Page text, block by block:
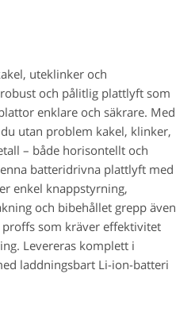
uteklinker och
och pålitlig plattlyft som
enklare och säkrare. Med
utan problem kakel, klinker,
– både horisontellt och
batteridrivna plattlyft med
enkel knappstyrning,
och bibehållet grepp även
som kräver effektivitet
Levereras komplett i
laddningsbart Li-ion-batteri